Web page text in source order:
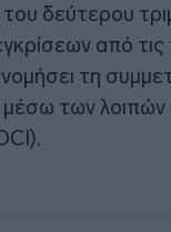
δεύτερου
από τις
τη
μέσω των